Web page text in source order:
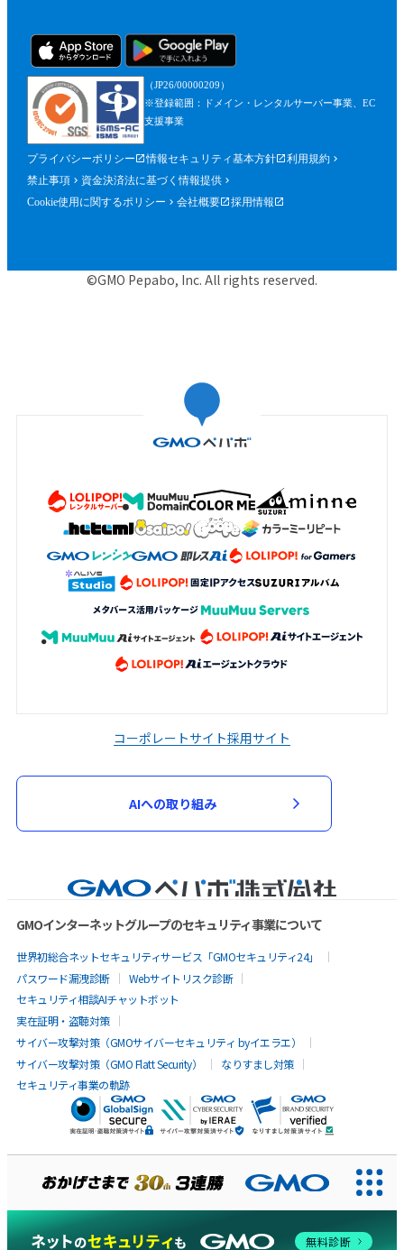
（JP26/00000209）
※登録範囲：ドメイン・レンタルサーバー事業、EC
支援事業
プライバシーポリシー 情報セキュリティ基本方針
利用規約
禁止事項
資金決済法に基づく情報提供
Cookie使用に関するポリシー
会社概要 採用情報
©GMO Pepabo, Inc. All rights reserved.
コーポレートサイト採用サイト
AIへの取り組み
GMOインターネットグループのセキュリティ事業について
世界初総合ネットセキュリティサービス「GMOセキュリティ24」
パスワード漏洩診断
Webサイトリスク診断
セキュリティ相談AIチャットボット
実在証明・盗聴対策
サイバー攻撃対策（GMOサイバーセキュリティ byイエラエ）
サイバー攻撃対策（GMO Flatt Security）
なりすまし対策
セキュリティ事業の軌跡
AIに聞いてみる 無料診断